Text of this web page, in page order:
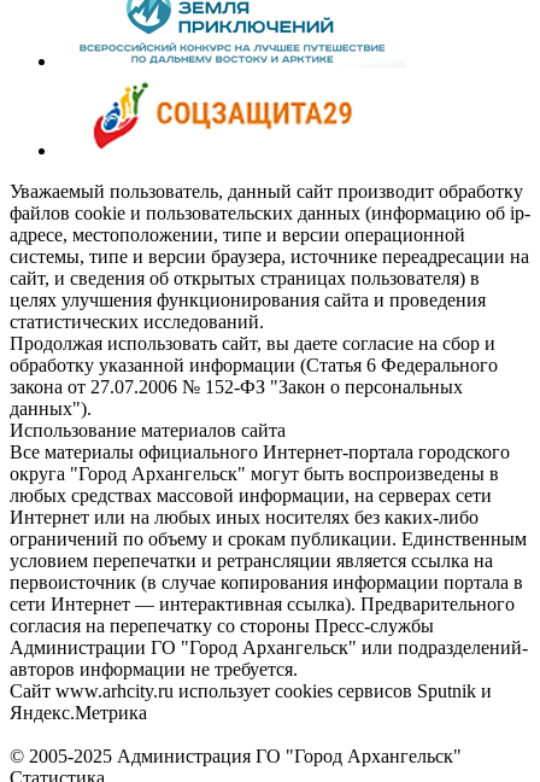
Уважаемый пользователь, данный сайт производит обработку
файлов cookie и пользовательских данных (информацию об ip-
адресе, местоположении, типе и версии операционной
системы, типе и версии браузера, источнике переадресации на
сайт, и сведения об открытых страницах пользователя) в
целях улучшения функционирования сайта и проведения
статистических исследований.
Продолжая использовать сайт, вы даете согласие на сбор и
обработку указанной информации (Статья 6 Федерального
закона от 27.07.2006 № 152-ФЗ "Закон о персональных
данных").
Использование материалов сайта
Все материалы официального Интернет-портала городского
округа "Город Архангельск" могут быть воспроизведены в
любых средствах массовой информации, на серверах сети
Интернет или на любых иных носителях без каких-либо
ограничений по объему и срокам публикации. Единственным
условием перепечатки и ретрансляции является ссылка на
первоисточник (в случае копирования информации портала в
сети Интернет — интерактивная ссылка). Предварительного
согласия на перепечатку со стороны Пресс-службы
Администрации ГО "Город Архангельск" или подразделений-
авторов информации не требуется.
Сайт www.arhcity.ru использует cookies сервисов Sputnik и
Яндекс.Метрика
© 2005-2025 Администрация ГО "Город Архангельск"
Статистика